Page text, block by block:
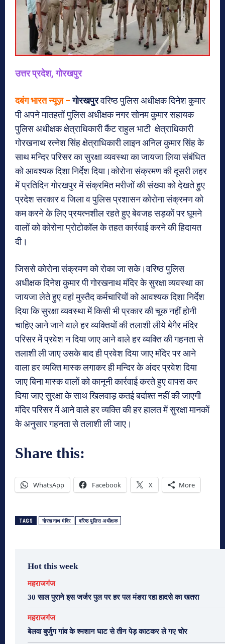
उत्तर प्रदेश, गोरखपुर
दबंग भारत न्यूज़ – गोरखपुरवरिष्ठ पुलिस अधीक्षक दिनेश कुमार
पी अपने मातहतों पुलिस अधीक्षक नगर सोनम कुमार सहायक
पुलिस अधीक्षक क्षेत्राधिकारी कैंट राहुल भाटी क्षेत्राधिकारी
गोरखनाथ रत्नेश सिंह क्षेत्राधिकारी लाइन अनिल कुमार सिंह के
साथ मन्दिर परिसर का सुरक्षा व्यवस्था का जायजा लिया संबंधित
को आवश्यक दिशा निर्देश दिया।कोरोना संक्रमण की दूसरी लहर
में प्रतिदिन गोरखपुर में संक्रमित मरीजों की संख्या को देखते हुए
प्रदेश सरकार व जिला व पुलिस प्रशासन कोरोना संक्रमण को
कम करने के लिए प्रयत्नशील रहते हुए बेवजह सड़कों पर घूमने
वालों को कोरोना प्रोटोकॉल के तहत कार्रवाई करने की हिदायत
दी।
जिससे कोरोना संक्रमण को रोका जा सके।वरिष्ठ पुलिस
अधीक्षक दिनेश कुमार पी गोरखनाथ मंदिर के सुरक्षा व्यवस्था का
जायजा लेते हुए वहां मुस्तैद कर्मचारियों को आवश्यक दिशा निर्देश
दिया कि सुरक्षा व्यवस्था में किसी भी प्रकार की चूक नहीं होनी
चाहिए आने जाने वाले हर व्यक्तियों की तलाशी लीये बेगैर मंदिर
परिसर में प्रवेश न दिया जाए आने वाले हर व्यक्ति की गहनता से
तलाशी ली जाए उसके बाद ही प्रवेश दिया जाए मंदिर पर आने
वाला हर व्यक्ति मास्क लगाकर ही मन्दिर के अंदर प्रवेश दिया
जाए बिना मास्क वालों को कानूनी कार्रवाई करते हुए वापस कर
दिया जाए सुरक्षा के साथ खिलवाड़ कतई बर्दाश्त नहीं की जाएगी
मंदिर परिसर में आने वाले हर व्यक्ति की हर हालत में सुरक्षा मानकों
के अनुसार गहनता से तलाशी ली जाए।
Share this:
WhatsApp Facebook X More
TAGS गोरखनाथ मंदिर वरिष्ठ पुलिस अधीक्षक
Hot this week
महराजगंज
30 साल पुराने इस जर्जर पुल पर हर पल मंडरा रहा हादसे का खतरा
महराजगंज
बेलवा बुर्जुग गांव के श्मशान घाट से तीन पेड़ काटकर ले गए चोर